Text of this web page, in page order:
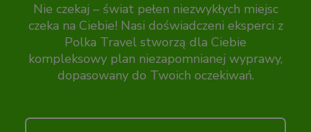
Nie czekaj – świat pełen niezwykłych miejsc
czeka na Ciebie! Nasi doświadczeni eksperci z
Polka Travel stworzą dla Ciebie
kompleksowy plan niezapomnianej wyprawy,
dopasowany do Twoich oczekiwań.